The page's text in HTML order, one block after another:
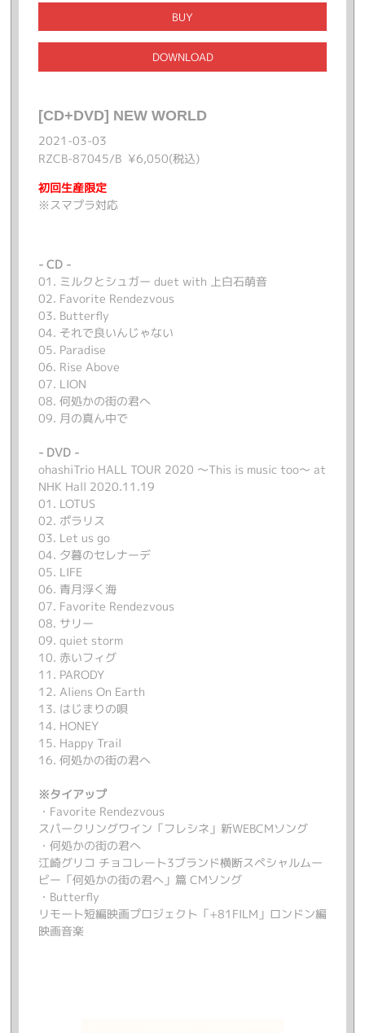
BUY
DOWNLOAD
[CD+DVD] NEW WORLD
2021-03-03
RZCB-87045/B ¥6,050(税込)
初回生産限定
※ スマプラ対応
- CD -
01. ミルクとシュガー duet with 上白石萌音
02. Favorite Rendezvous
03. Butterfly
04. それで良いんじゃない
05. Paradise
06. Rise Above
07. LION
08. 何処かの街の君へ
09. 月の真ん中で
- DVD -
ohashiTrio HALL TOUR 2020 ～This is music too～ at
NHK Hall 2020.11.19
01. LOTUS
02. ポラリス
03. Let us go
04. 夕暮のセレナーデ
05. LIFE
06. 青月浮く海
07. Favorite Rendezvous
08. サリー
09. quiet storm
10. 赤いフィグ
11. PARODY
12. Aliens On Earth
13. はじまりの唄
14. HONEY
15. Happy Trail
16. 何処かの街の君へ
※タイアップ
・Favorite Rendezvous
スパークリングワイン「フレシネ」新WEBCMソング
・何処かの街の君へ
江崎グリコ チョコレート3ブランド横断スペシャルムー
ビー「何処かの街の君へ」篇 CMソング
・Butterfly
リモート短編映画プロジェクト「+81FILM」ロンドン編
映画音楽